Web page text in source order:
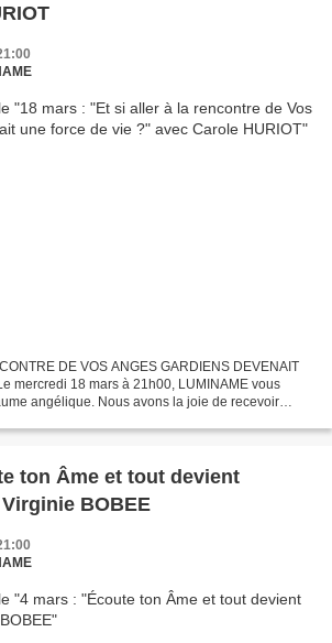
DE VOS ANGES GARDIENS DEVENAIT
mercredi 18 mars à 21h00, LUMINAME vous
angélique. Nous avons la joie de recevoir
ton Âme et tout devient
BOBEE